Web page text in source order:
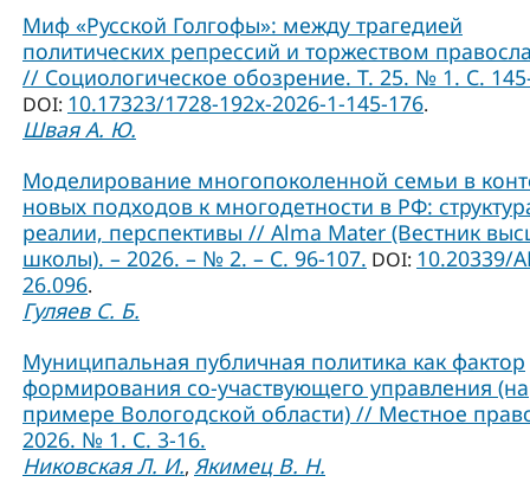
Миф «Русской Голгофы»: между трагедией
политических репрессий и торжеством
// Социологическое обозрение. Т. 25. № 1. С.
DOI: 10.17323/1728-192x-2026-1-145-176.
Швая А. Ю.
Моделирование многопоколенной семьи в
новых подходов к многодетности в РФ:
реалии, перспективы // Alma Mater (Вестник
школы). – 2026. – № 2. – С. 96-107. DOI: 10.20339/
26.096.
Гуляев С. Б.
Муниципальная публичная политика как фактор
формирования со-участвующего управления (на
примере Вологодской области) // Местное
2026. № 1. С. 3-16.
Никовская Л. И., Якимец В. Н.